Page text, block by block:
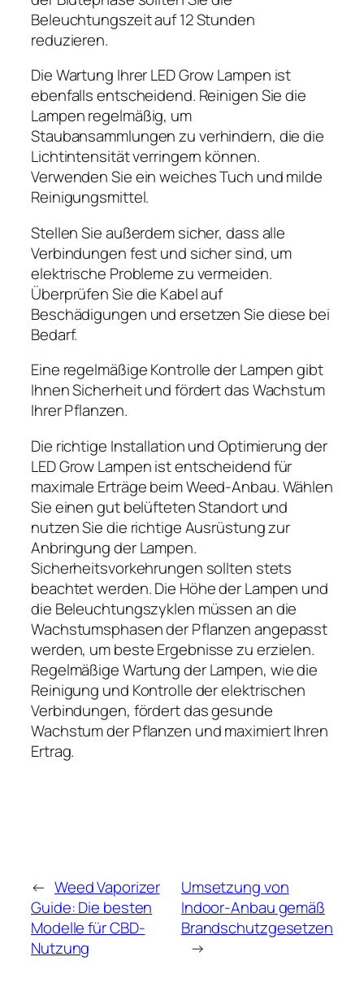
Beleuchtungszeit auf 12 Stunden
reduzieren.
Die Wartung Ihrer LED Grow Lampen ist
ebenfalls entscheidend. Reinigen Sie die
Lampen regelmäßig, um
Staubansammlungen zu verhindern, die die
Lichtintensität verringern können.
Verwenden Sie ein weiches Tuch und milde
Reinigungsmittel.
Stellen Sie außerdem sicher, dass alle
Verbindungen fest und sicher sind, um
elektrische Probleme zu vermeiden.
Überprüfen Sie die Kabel auf
Beschädigungen und ersetzen Sie diese bei
Bedarf.
Eine regelmäßige Kontrolle der Lampen gibt
Ihnen Sicherheit und fördert das Wachstum
Ihrer Pflanzen.
Die richtige Installation und Optimierung der
LED Grow Lampen ist entscheidend für
maximale Erträge beim Weed-Anbau. Wählen
Sie einen gut belüfteten Standort und
nutzen Sie die richtige Ausrüstung zur
Anbringung der Lampen.
Sicherheitsvorkehrungen sollten stets
beachtet werden. Die Höhe der Lampen und
die Beleuchtungszyklen müssen an die
Wachstumsphasen der Pflanzen angepasst
werden, um beste Ergebnisse zu erzielen.
Regelmäßige Wartung der Lampen, wie die
Reinigung und Kontrolle der elektrischen
Verbindungen, fördert das gesunde
Wachstum der Pflanzen und maximiert Ihren
Ertrag.
← Weed Vaporizer
Guide: Die besten
Modelle für CBD-
Nutzung
Umsetzung von
Indoor-Anbau gemäß
Brandschutzgesetzen
→